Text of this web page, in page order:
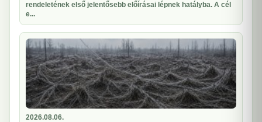
rendeletének első jelentősebb előírásai lépnek hatályba. A cél
e...
2026.08.06.